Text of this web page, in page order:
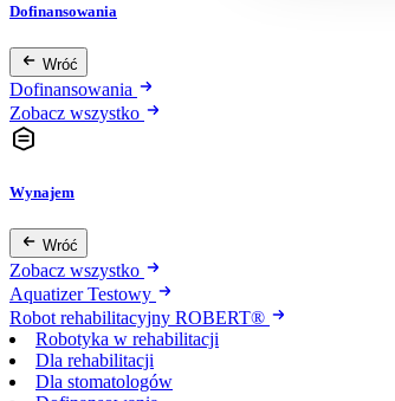
Dofinansowania
Wróć
Dofinansowania
Zobacz wszystko
Wynajem
Wróć
Zobacz wszystko
Aquatizer Testowy
Robot rehabilitacyjny ROBERT®
Robotyka w rehabilitacji
Dla rehabilitacji
Dla stomatologów